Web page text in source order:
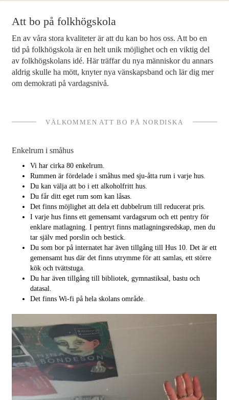
Att bo på folkhögskola
En av våra stora kvaliteter är att du kan bo hos oss. Att bo en
tid på folkhögskola är en helt unik möjlighet och en viktig del
av folkhögskolans idé. Här träffar du nya människor du annars
aldrig skulle ha mött, knyter nya vänskapsband och lär dig mer
om demokrati på vardagsnivå.
VÄLKOMMEN ATT BO PÅ NORDISKA
Enkelrum i småhus
Vi har cirka 80 enkelrum.
Rummen är fördelade i småhus med sju-åtta rum i varje hus.
Du kan välja att bo i ett alkoholfritt hus.
Du får ditt eget rum som kan låsas.
Det finns möjlighet att dela ett dubbelrum till reducerat pris.
I varje hus finns ett gemensamt vardagsrum och ett pentry för
enklare matlagning. I pentryt finns matlagningsredskap, men du
tar själv med porslin och bestick.
Du som bor på internatet har även tillgång till Hus 10. Det är ett
gemensamt hus där det finns utrymme för att samlas, ett större
kök och tvättstuga.
Du har även tillgång till bibliotek, gymnastiksal, bastu och
datasal.
Det finns Wi-fi på hela skolans område.